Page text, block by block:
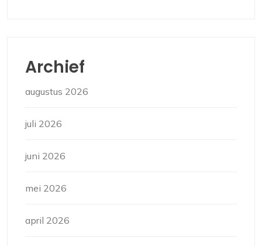
Archief
augustus 2026
juli 2026
juni 2026
mei 2026
april 2026